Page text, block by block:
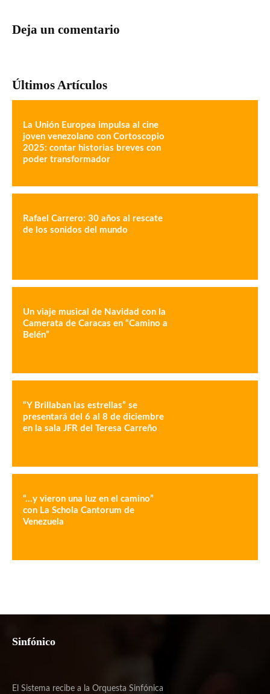
Deja un comentario
Últimos Artículos
La Unión Europea impulsa al cine
joven venezolano con Cortoscopio
2025: contar historias breves con
poder transformador
Rafael Carrero: 30 años al rescate
de los sonidos del mundo
Un viaje musical de Navidad con la
Camerata de Caracas en “Camino a
Belén”
“Y Brillaban las estrellas” se
presentará del 6 al 8 de diciembre
en la sala JFR del Teresa Carreño
“…y vieron una luz en el camino”
con La Schola Cantorum de
Venezuela
Sinfónico
El Sistema recibe a la Orquesta Sinfónica